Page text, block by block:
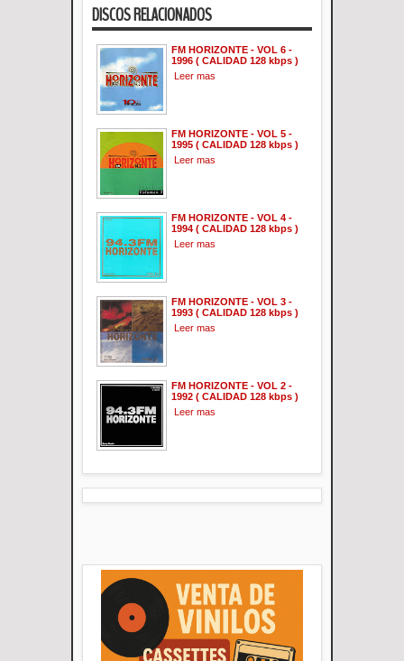
DISCOS RELACIONADOS
FM HORIZONTE - VOL 6 -
1996 ( CALIDAD 128 kbps )
Leer mas
FM HORIZONTE - VOL 5 -
1995 ( CALIDAD 128 kbps )
Leer mas
FM HORIZONTE - VOL 4 -
1994 ( CALIDAD 128 kbps )
Leer mas
FM HORIZONTE - VOL 3 -
1993 ( CALIDAD 128 kbps )
Leer mas
FM HORIZONTE - VOL 2 -
1992 ( CALIDAD 128 kbps )
Leer mas